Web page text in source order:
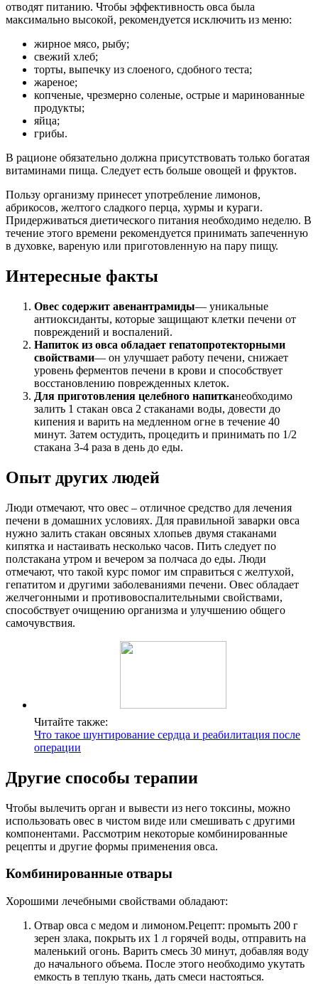
отводят питанию. Чтобы эффективность овса была
максимально высокой, рекомендуется исключить из меню:
жирное мясо, рыбу;
свежий хлеб;
торты, выпечку из слоеного, сдобного теста;
жареное;
копченые, чрезмерно соленые, острые и маринованные
продукты;
яйца;
грибы.
В рационе обязательно должна присутствовать только богатая
витаминами пища. Следует есть больше овощей и фруктов.
Пользу организму принесет употребление лимонов,
абрикосов, желтого сладкого перца, хурмы и кураги.
Придерживаться диетического питания необходимо неделю. В
течение этого времени рекомендуется принимать запеченную
в духовке, вареную или приготовленную на пару пищу.
Интересные факты
Овес содержит авенантрамиды— уникальные
антиоксиданты, которые защищают клетки печени от
повреждений и воспалений.
Напиток из овса обладает гепатопротекторными
свойствами— он улучшает работу печени, снижает
уровень ферментов печени в крови и способствует
восстановлению поврежденных клеток.
Для приготовления целебного напитканеобходимо
залить 1 стакан овса 2 стаканами воды, довести до
кипения и варить на медленном огне в течение 40
минут. Затем остудить, процедить и принимать по 1/2
стакана 3-4 раза в день до еды.
Опыт других людей
Люди отмечают, что овес – отличное средство для лечения
печени в домашних условиях. Для правильной заварки овса
нужно залить стакан овсяных хлопьев двумя стаканами
кипятка и настаивать несколько часов. Пить следует по
полстакана утром и вечером за полчаса до еды. Люди
отмечают, что такой курс помог им справиться с желтухой,
гепатитом и другими заболеваниями печени. Овес обладает
желчегонными и противовоспалительными свойствами,
способствует очищению организма и улучшению общего
самочувствия.
Читайте также:
Что такое шунтирование сердца и реабилитация после
операции
Другие способы терапии
Чтобы вылечить орган и вывести из него токсины, можно
использовать овес в чистом виде или смешивать с другими
компонентами. Рассмотрим некоторые комбинированные
рецепты и другие формы применения овса.
Комбинированные отвары
Хорошими лечебными свойствами обладают:
Отвар овса с медом и лимоном.Рецепт: промыть 200 г
зерен злака, покрыть их 1 л горячей воды, отправить на
маленький огонь. Варить смесь 30 минут, добавляя воду
до начального объема. После этого необходимо укутать
емкость в теплую ткань, дать смеси настояться.